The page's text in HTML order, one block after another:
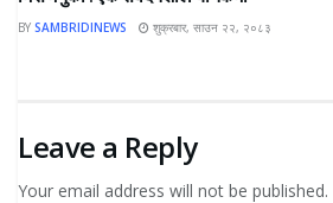
BY SAMBRIDINEWS शुक्रबार, साउन २२, २०८३
Leave a Reply
Your email address will not be published.